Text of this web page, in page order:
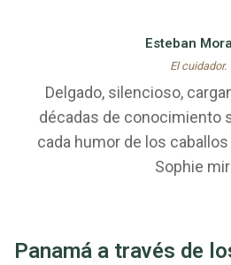
Esteban
El cuidador.
Delgado, silencioso,
décadas de conocimiento
cada humor de los caballos
Sophie
Panamá a través de